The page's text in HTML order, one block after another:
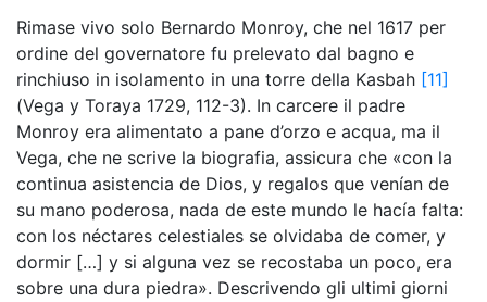
Rimase vivo solo Bernardo Monroy, che nel 1617 per
ordine del governatore fu prelevato dal bagno e
rinchiuso in isolamento in una torre della Kasbah [11]
(Vega y Toraya 1729, 112-3). In carcere il padre
Monroy era alimentato a pane d’orzo e acqua, ma il
Vega, che ne scrive la biografia, assicura che «con la
continua asistencia de Dios, y regalos que venían de
su mano poderosa, nada de este mundo le hacía falta:
con los néctares celestiales se olvidaba de comer, y
dormir […] y si alguna vez se recostaba un poco, era
sobre una dura piedra». Descrivendo gli ultimi giorni